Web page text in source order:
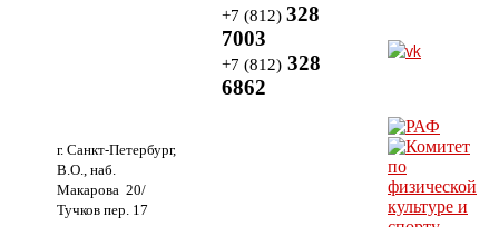
г. Санкт-Петербург,
В.О., наб.
Макарова 20/
Тучков пер. 17
+7 (812) 328
7003
+7 (812) 328
6862